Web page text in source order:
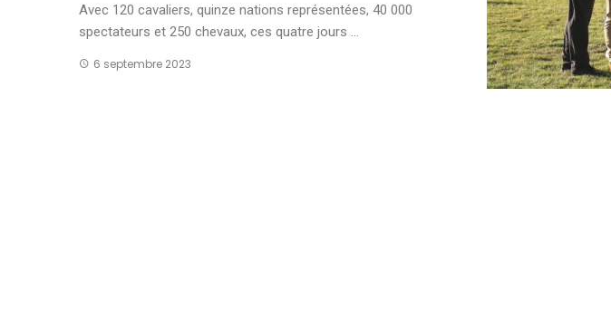
Avec 120 cavaliers, quinze nations représentées, 40 000
spectateurs et 250 chevaux, ces quatre jours ...
6 septembre 2023